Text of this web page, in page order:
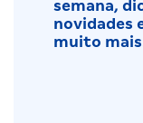
semana,
novidades
muito